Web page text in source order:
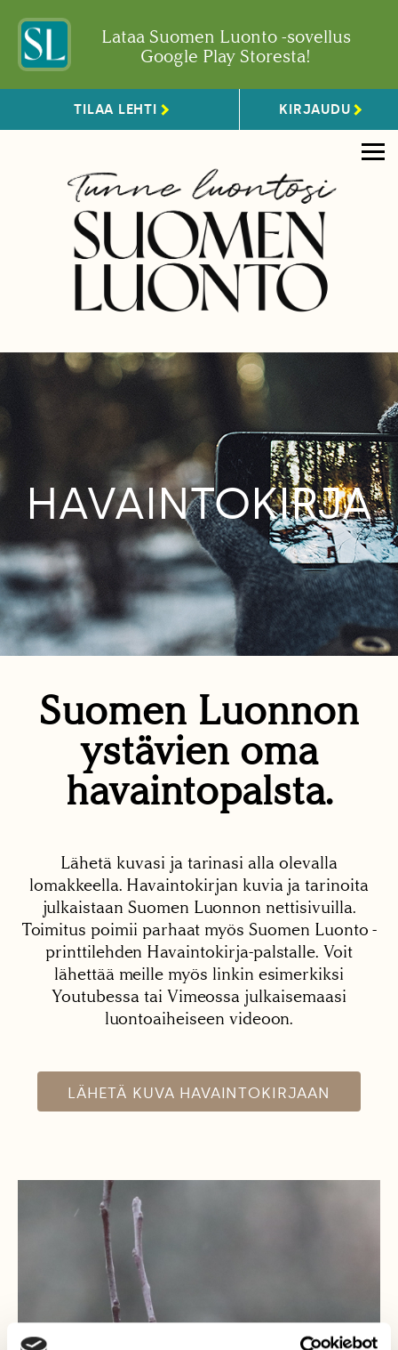
Lataa Suomen Luonto -sovellus
Google Play Storesta!
TILAA LEHTI KIRJAUDU
HAVAINTOKIRJA
Suomen Luonnon
ystävien oma
havaintopalsta.
Lähetä kuvasi ja tarinasi alla olevalla
lomakkeella. Havaintokirjan kuvia ja tarinoita
julkaistaan Suomen Luonnon nettisivuilla.
Toimitus poimii parhaat myös Suomen Luonto -
printtilehden Havaintokirja-palstalle. Voit
lähettää meille myös linkin esimerkiksi
Youtubessa tai Vimeossa julkaisemaasi
luontoaiheiseen videoon.
LÄHETÄ KUVA HAVAINTOKIRJAAN